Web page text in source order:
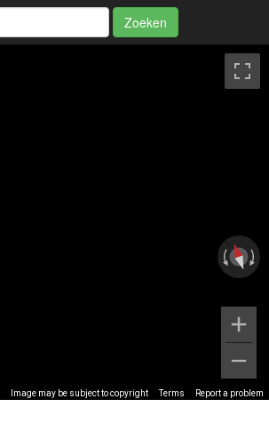
Zoeken
Image may be subject to copyright Terms Report a problem